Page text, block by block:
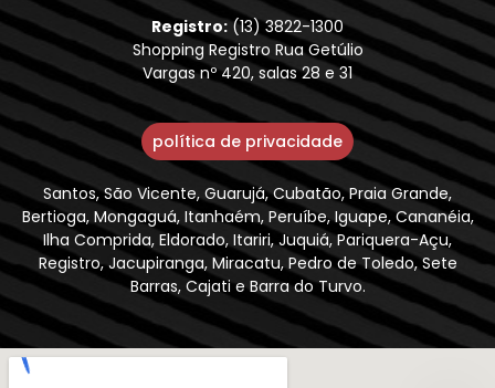
Registro:(13) 3822-1300
Shopping Registro Rua Getúlio
Vargas nº 420, salas 28 e 31
política de privacidade
Santos, São Vicente, Guarujá, Cubatão, Praia Grande,
Bertioga, Mongaguá, Itanhaém, Peruíbe, Iguape, Cananéia,
Ilha Comprida, Eldorado, Itariri, Juquiá, Pariquera-Açu,
Registro, Jacupiranga, Miracatu, Pedro de Toledo, Sete
Barras, Cajati e Barra do Turvo.